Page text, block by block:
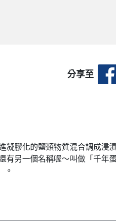
分享至
凝膠化的鹽類物質混合調成浸
有另一個名稱喔～叫做「千年
。